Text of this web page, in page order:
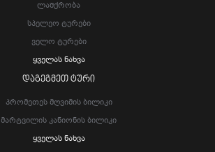
Ლაშქრობა
Სპელეო Ტურები
Ველო Ტურები
Ყველას Ნახვა
ᲓᲐᲒᲔᲒᲛᲔᲗ ᲢᲣᲠᲘ
Პრომეთეს Მღვიმის Ბილიკი
Მარტვილის Კანიონის Ბილიკი
Ყველას Ნახვა